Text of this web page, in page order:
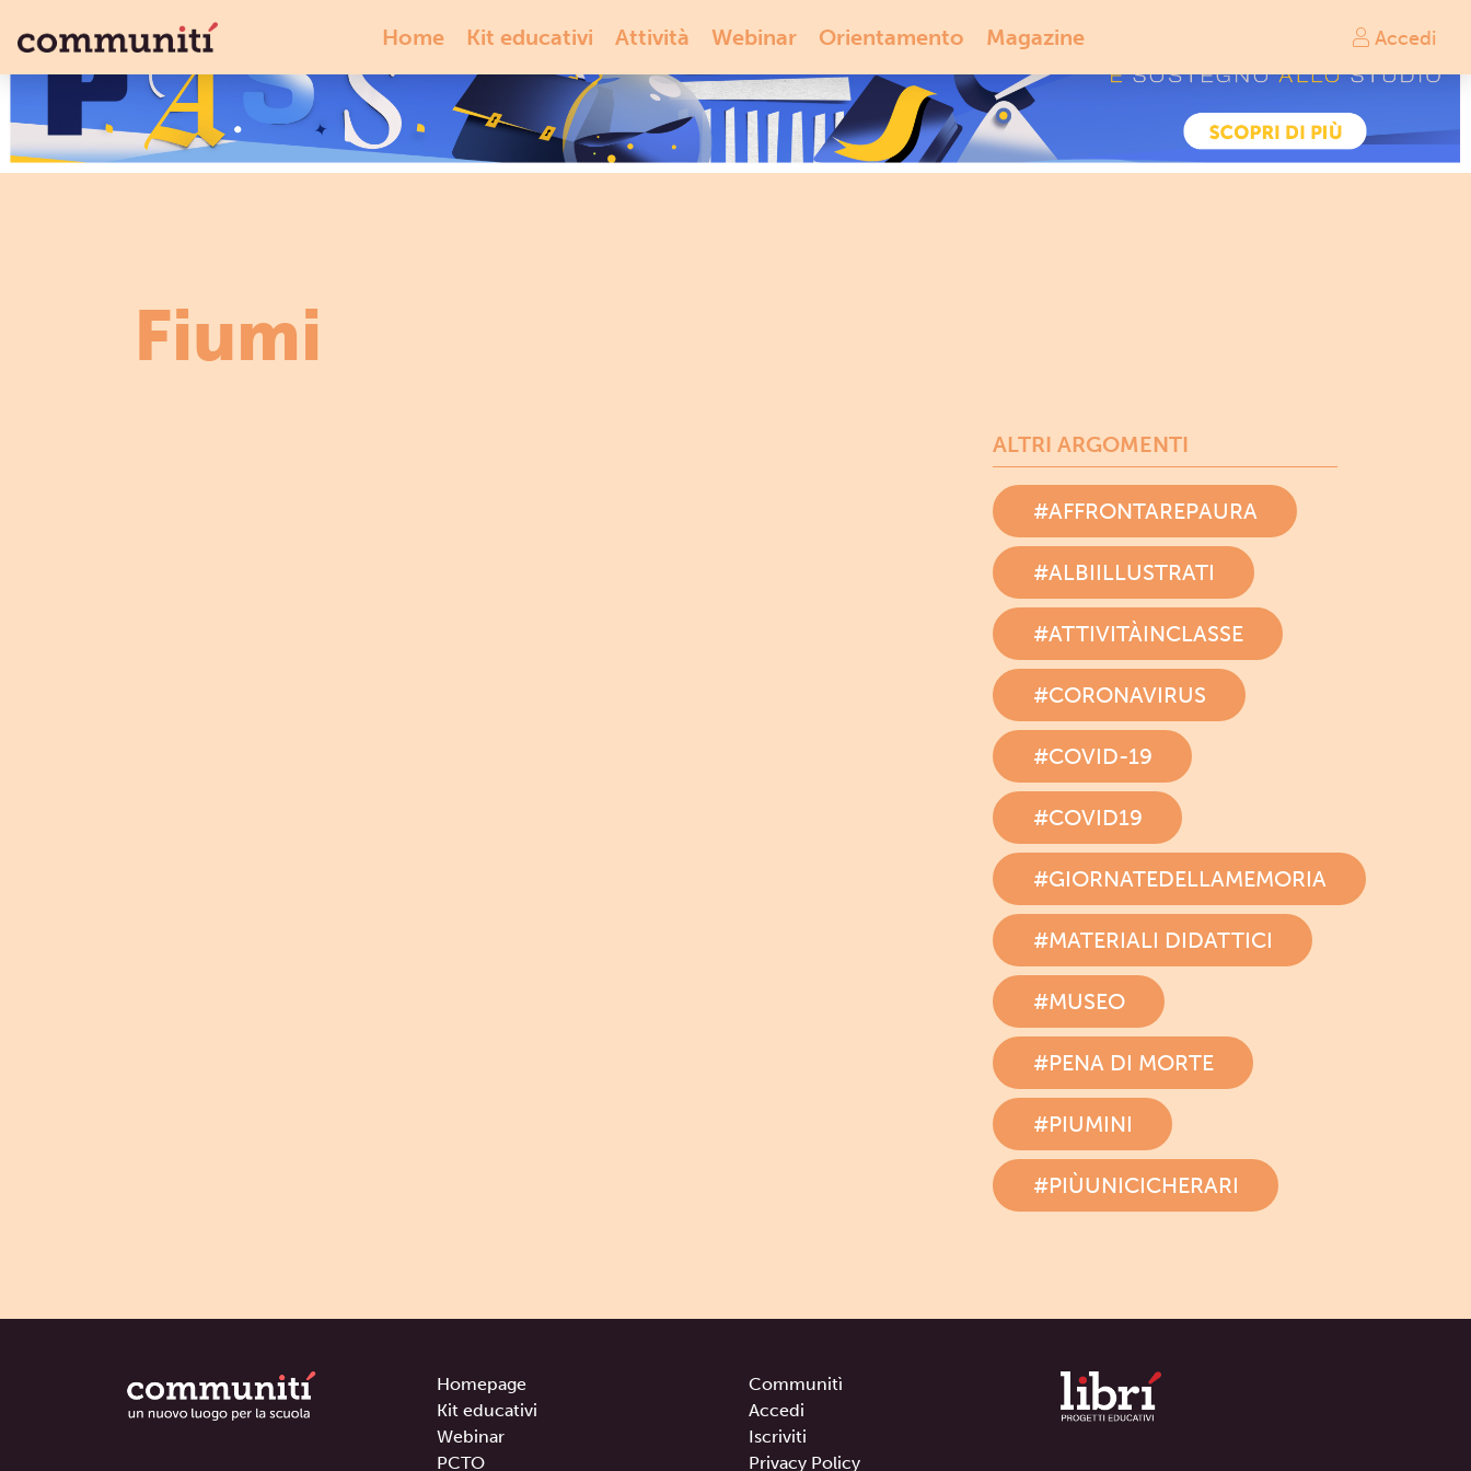
Home Kit educativi Attività Webinar Orientamento Magazine Accedi
Fiumi
ALTRI ARGOMENTI
#AFFRONTAREPAURA
#ALBIILLUSTRATI
#ATTIVITÀINCLASSE
#CORONAVIRUS
#COVID-19
#COVID19
#GIORNATEDELLAMEMORIA
#MATERIALI DIDATTICI
#MUSEO
#PENA DI MORTE
#PIUMINI
#PIÙUNICICHERARI
Homepage
Kit educativi
Webinar
PCTO
Communitì
Accedi
Iscriviti
Privacy Policy